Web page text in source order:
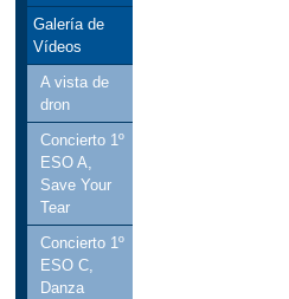
Galería de
Vídeos
A vista de
dron
Concierto 1º
ESO A,
Save Your
Tear
Concierto 1º
ESO C,
Danza